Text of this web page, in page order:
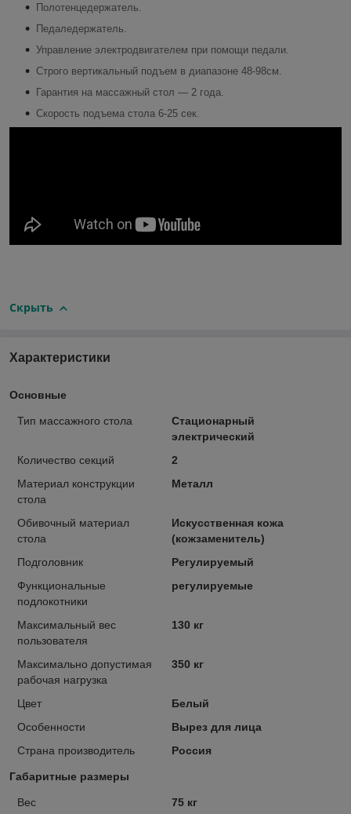
Полотенцедержатель.
Педаледержатель.
Управление электродвигателем при помощи педали.
Строго вертикальный подъем в диапазоне 48-98см.
Гарантия на массажный стол ― 2 года.
Скорость подъема стола 6-25 сек.
Скрыть
Характеристики
Основные
Тип массажного стола
Стационарный
электрический
Количество секций
2
Материал конструкции
стола
Металл
Обивочный материал
стола
Искусственная кожа
(кожзаменитель)
Подголовник
Регулируемый
Функциональные
подлокотники
регулируемые
Максимальный вес
пользователя
130 кг
Максимально допустимая
рабочая нагрузка
350 кг
Цвет
Белый
Особенности
Вырез для лица
Страна производитель
Россия
Габаритные размеры
Вес 75 кг